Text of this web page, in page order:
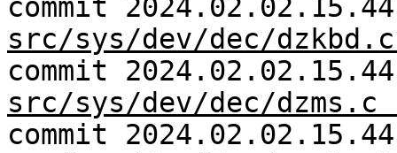
commit
src/sys/dev/dec/
commit
src/sys/dev/dec/dzms.c
commit